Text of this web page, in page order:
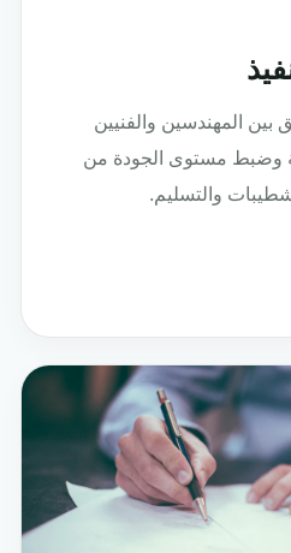
بين المهندسين والفنيين
وضبط مستوى الجودة من
والتسليم.